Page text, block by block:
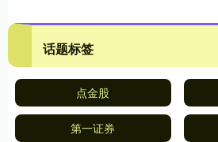
话题标签
点金股
第一证券